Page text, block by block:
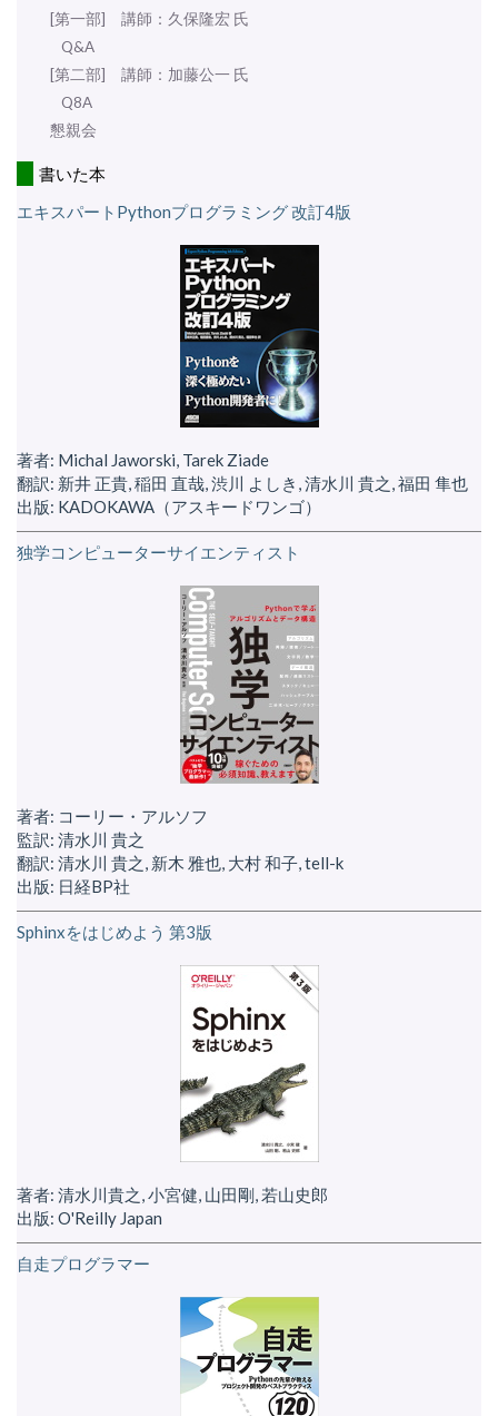
[第一部] 講師：久保隆宏 氏
Q&A
[第二部] 講師：加藤公一 氏
Q8A
懇親会
書いた本
エキスパートPythonプログラミング 改訂4版
著者: Michal Jaworski, Tarek Ziade
翻訳: 新井 正貴, 稲田 直哉, 渋川 よしき, 清水川 貴之, 福田 隼也
出版: KADOKAWA（アスキードワンゴ）
独学コンピューターサイエンティスト
著者: コーリー・アルソフ
監訳: 清水川 貴之
翻訳: 清水川 貴之, 新木 雅也, 大村 和子, tell-k
出版: 日経BP社
Sphinxをはじめよう 第3版
著者: 清水川貴之, 小宮健, 山田剛, 若山史郎
出版: O'Reilly Japan
自走プログラマー